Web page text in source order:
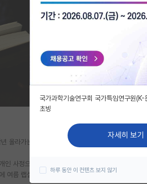
올라가는 학부생입니다.
사정으로 한국으로 돌아가기로 이제야 결정하게
여름 랩실 인턴 지원 공고를 찾아보니 대부분 마감일
국가과학기술연구회 국가특임연구원
초빙
자세히 보기
하루 동안 이 컨텐츠 보지 않기